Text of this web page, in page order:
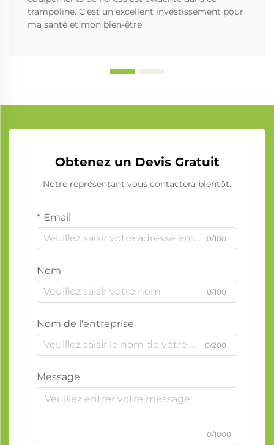
trampoline. C'est un excellent investissement pour
ma santé et mon bien-être.
Obtenez un Devis Gratuit
Notre représentant vous contactera bientôt.
Email
0/100
Nom
0/100
Nom de l'entreprise
0/200
Message
0/1000